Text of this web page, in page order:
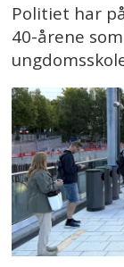
Politiet har
40-årene